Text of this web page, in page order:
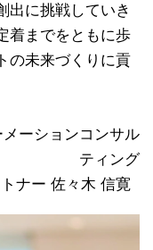
出に挑戦していき
着までをともに歩
の未来づくりに貢
ーションコンサル
ティング
ナー 佐々木 信寛